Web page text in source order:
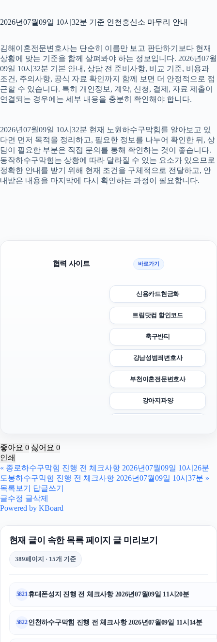
2026년07월09일 10시32분 기준 인천흥신소 마무리 안내
김해이혼전문변호사는 단순히 이름만 보고 판단하기보다 현재
상황에 맞는 기준을 함께 살펴봐야 하는 정보입니다. 2026년07월
09일 10시32분 기본 안내, 상담 전 준비사항, 비교 기준, 비용과
조건, 주의사항, 공식 자료 확인까지 함께 보면 더 안정적으로 접
근할 수 있습니다. 특히 개인정보, 계약, 신청, 결제, 자료 제출이
연결되는 경우에는 세부 내용을 충분히 확인해야 합니다.
2026년07월09일 10시32분 현재 노원하수구막힘를 알아보고 있
다면 먼저 목적을 정리하고, 필요한 정보를 나누어 확인한 뒤, 상
담이 필요한 부분은 직접 문의를 통해 확인하는 것이 좋습니다.
동작하수구막힘는 상황에 따라 달라질 수 있는 요소가 있으므로
정확한 안내를 받기 위해 현재 조건을 구체적으로 전달하고, 안
내받은 내용을 마지막에 다시 확인하는 과정이 필요합니다.
협력 사이트 바로가기
신용카드현금화
트립닷컴 할인코드
축구반티
강남성범죄변호사
부천이혼전문변호사
강아지파양
구리하수구막힘
대구이혼전문변호사
좋아요 0 싫어요 0
인쇄
« 종로하수구막힘 진행 전 체크사항 2026년07월09일 10시26분
도봉하수구막힘 진행 전 체크사항 2026년07월09일 10시37분 »
목록보기
답글쓰기
글수정 글삭제
Powered by KBoard
현재 글이 속한 목록 페이지 글 미리보기
389페이지 · 15개 기준
5821휴대폰성지 진행 전 체크사항 2026년07월09일 11시20분
5822인천하수구막힘 진행 전 체크사항 2026년07월09일 11시14분